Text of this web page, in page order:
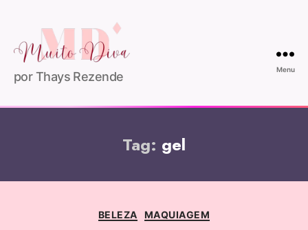
por Thays Rezende
Menu
Tag: gel
BELEZA MAQUIAGEM